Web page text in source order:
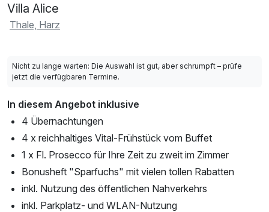
Villa Alice
Thale, Harz
Nicht zu lange warten: Die Auswahl ist gut, aber schrumpft – prüfe
jetzt die verfügbaren Termine.
In diesem Angebot inklusive
4 Übernachtungen
4 x reichhaltiges Vital-Frühstück vom Buffet
1 x Fl. Prosecco für Ihre Zeit zu zweit im Zimmer
Bonusheft "Sparfuchs" mit vielen tollen Rabatten
inkl. Nutzung des öffentlichen Nahverkehrs
inkl. Parkplatz- und WLAN-Nutzung